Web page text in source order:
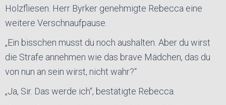
Holzfliesen. Herr Byrker genehmigte Rebecca eine
weitere Verschnaufpause.
„Ein bisschen musst du noch aushalten. Aber du wirst
die Strafe annehmen wie das brave Mädchen, das du
von nun an sein wirst, nicht wahr?“
„Ja, Sir. Das werde ich“, bestätigte Rebecca.